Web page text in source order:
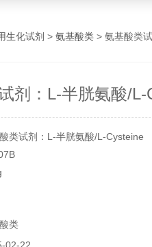
生化试剂 > 氨基酸类 > 氨基酸类试
剂：L-半胱氨酸/L-
类试剂：L-半胱氨酸/L-Cysteine
类